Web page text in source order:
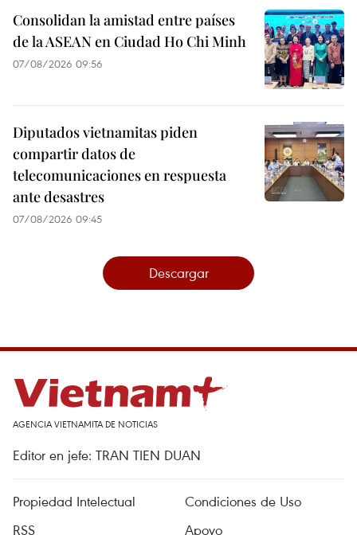
Consolidan la amistad entre países
de la ASEAN en Ciudad Ho Chi Minh
07/08/2026 09:56
Diputados vietnamitas piden
compartir datos de
telecomunicaciones en respuesta
ante desastres
07/08/2026 09:45
Descargar
AGENCIA VIETNAMITA DE NOTICIAS
Editor en jefe: TRAN TIEN DUAN
Propiedad Intelectual
Condiciones de Uso
RSS
Apoyo